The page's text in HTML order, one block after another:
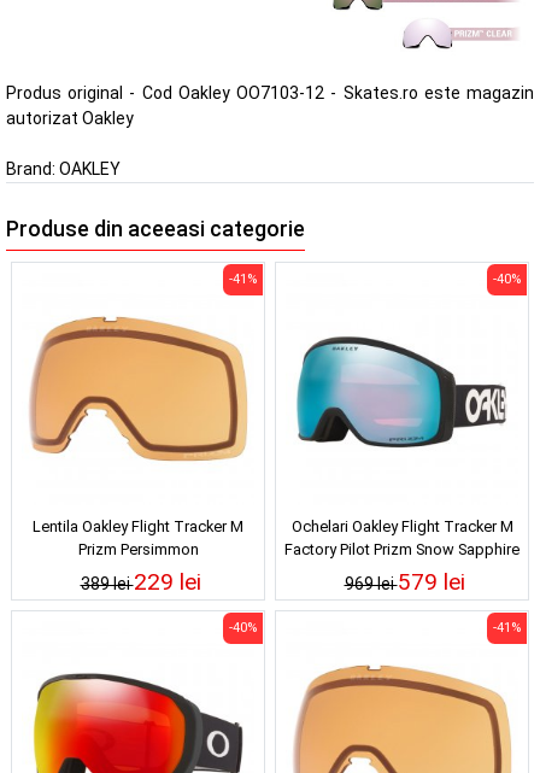
Produs original - Cod Oakley OO7103-12 - Skates.ro este magazin
autorizat Oakley
Brand: OAKLEY
Produse din aceeasi categorie
Lentila Oakley Flight Tracker M
Prizm Persimmon
389 lei
-41%
229 lei
Ochelari Oakley Flight Tracker M
Factory Pilot Prizm Snow Sapphire
Iridium
969 lei
-40%
579 lei
-40% -41%